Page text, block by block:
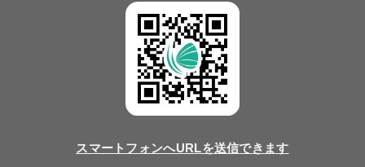
スマートフォンへURLを送信できます